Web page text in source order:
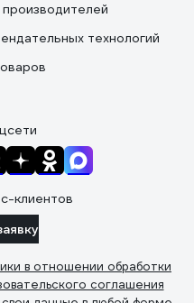
технологий
клиентов
в отношении обработки
соглашения